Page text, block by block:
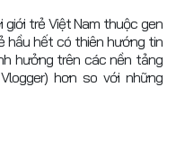
giới trẻ Việt Nam thuộc gen
hầu hết có thiên hướng tin
hưởng trên các nền tảng
hơn so với những